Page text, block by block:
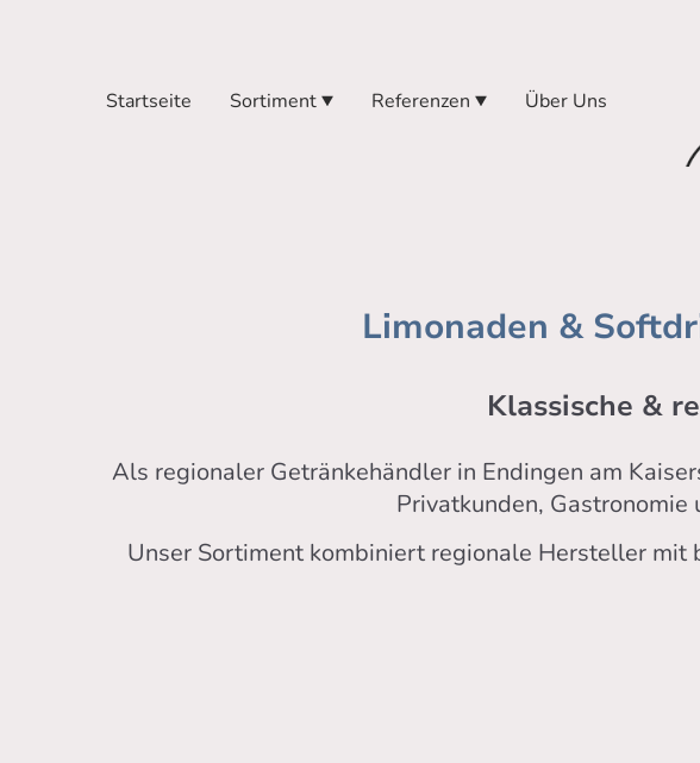
Startseite Sortiment Referenzen Über Uns
Limonaden &
Klassische &
Als regionaler Getränkehändler in Endingen am
Privatkunden,
Unser Sortiment kombiniert regionale Hersteller